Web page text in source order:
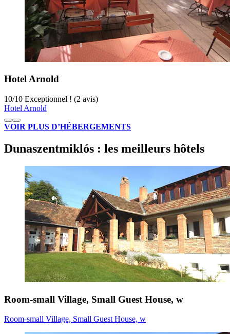
Hotel Arnold
10/10 Exceptionnel ! (2 avis)
Hotel Arnold
VOIR PLUS D’HÉBERGEMENTS
Dunaszentmiklós : les meilleurs hôtels
Room-small Village, Small Guest House, w
Room-small Village, Small Guest House, w